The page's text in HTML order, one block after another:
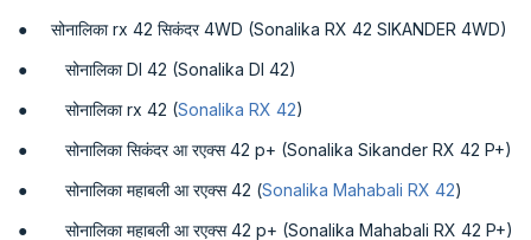
● सोनालिका rx 42 सिकंदर 4WD (Sonalika RX 42 SIKANDER 4WD)
● सोनालिका DI 42 (Sonalika DI 42)
● सोनालिका rx 42 (Sonalika RX 42)
● सोनालिका सिकंदर आ रएक्स 42 p+ (Sonalika Sikander RX 42 P+)
● सोनालिका महाबली आ रएक्स 42 (Sonalika Mahabali RX 42)
● सोनालिका महाबली आ रएक्स 42 p+ (Sonalika Mahabali RX 42 P+)